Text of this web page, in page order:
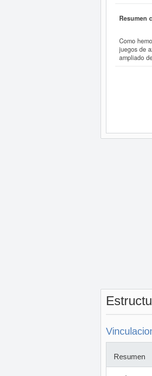
Resumen
Como
juegos de
ampliado
Resumen